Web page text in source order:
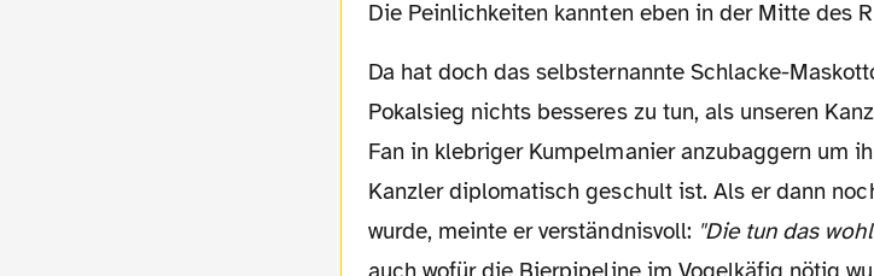
Die Peinlichkeiten kannten eben in der Mitte des
Da hat doch das selbsternannte Schlacke-Maskottchen Charly Neumann nach dem
Pokalsieg nichts besseres zu tun, als unseren
Fan in klebriger Kumpelmanier anzubaggern um
Kanzler diplomatisch geschult ist. Als er dann
wurde, meinte er verständnisvoll: "Die tun das